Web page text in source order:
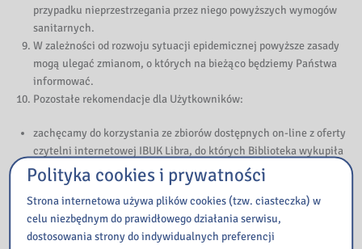
przypadku nieprzestrzegania przez niego powyższych wymogów
sanitarnych.
W zależności od rozwoju sytuacji epidemicznej powyższe zasady
mogą ulegać zmianom, o których na bieżąco będziemy Państwa
informować.
Pozostałe rekomendacje dla Użytkowników:
zachęcamy do korzystania ze zbiorów dostępnych on-line z oferty
czytelni internetowej IBUK Libra, do których Biblioteka wykupiła
dostęp; kody dostępu Użytkownik zapisany do Biblioteki może
zamówić i otrzymać mailowo,
prosimy o składanie zamówień poprzez konto internetowe z
komputerów spoza placówek Biblioteki bądź przy pomocy urządzeń
mobilnych,
Polityka cookies i prywatności
Strona internetowa używa plików cookies (tzw. ciasteczka) w
celu niezbędnym do prawidłowego działania serwisu,
dostosowania strony do indywidualnych preferencji